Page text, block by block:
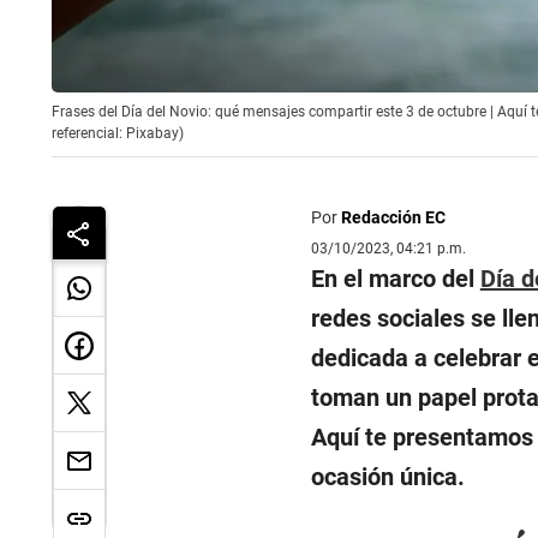
Frases del Día del Novio: qué mensajes compartir este 3 de octubre |
referencial: Pixabay)
PorRedacción EC
03/10/2023, 04:21 p.m.
En el marco del Día
redes sociales se
dedicada a celebrar
toman un papel
Aquí te
ocasión única.